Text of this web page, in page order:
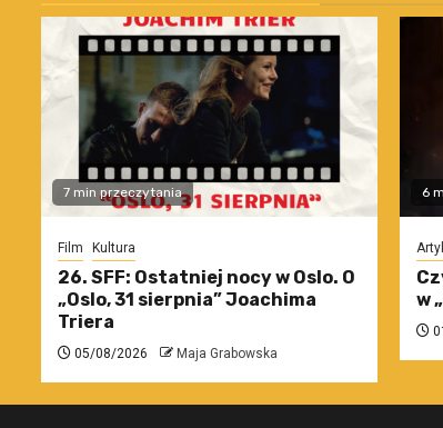
7 min przeczytania
Film Kultura
26. SFF: Ostatniej nocy w Oslo. O
„Oslo, 31 sierpnia” Joachima
Triera
05/08/2026 Maja Grabowska
6
w